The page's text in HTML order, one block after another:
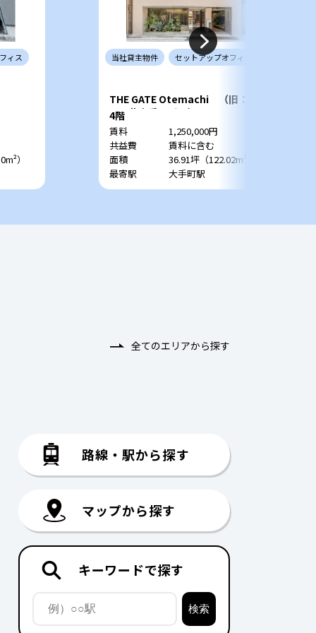
ィス
）
当社貸主物件 セットアップオフィス
THE GATE Otemachi （旧：
CRC北大手町ビル）
4階
賃料
1,250,000円
共益費
賃料に含む
面積
36.91坪（122.02m²）
最寄駅
大手町駅
全てのエリアから探す
路線・駅から探す
マップから探す
キーワードで探す